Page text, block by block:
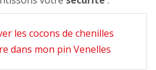
les cocons de chenilles
dans mon pin Venelles